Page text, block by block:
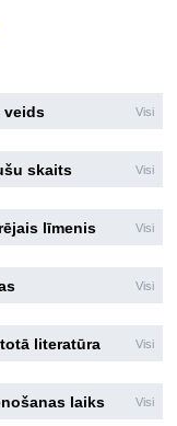
veids Visi
skaits Visi
līmenis Visi
Visi
literatūra Visi
laiks Visi